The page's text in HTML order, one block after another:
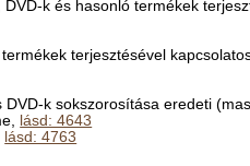
k és hasonló termékek
terjesztésével
k sokszorosítása eredeti
lásd: 4643
lásd: 4763